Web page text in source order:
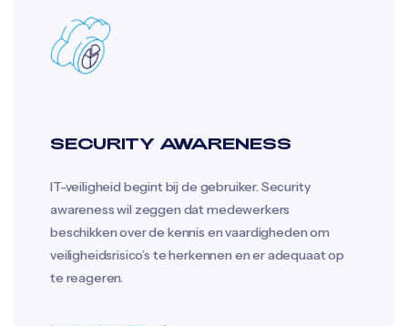
SECURITY AWARENESS
IT-veiligheid begint bij de gebruiker. Security
awareness wil zeggen dat medewerkers
beschikken over de kennis en vaardigheden om
veiligheidsrisico’s te herkennen en er adequaat op
te reageren.